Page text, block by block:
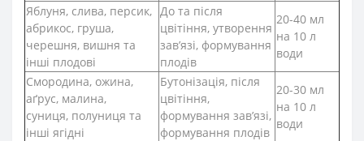
Яблуня, слива, персик,
абрикос, груша,
черешня, вишня та
інші плодові
До та після
цвітіння, утворення
зав’язі, формування
плодів
20-40 мл
на 10 л
води
Смородина, ожина,
аґрус, малина,
суниця, полуниця та
інші ягідні
Бутонізація, після
цвітіння,
формування зав’язі,
формування плодів
20-30 мл
на 10 л
води